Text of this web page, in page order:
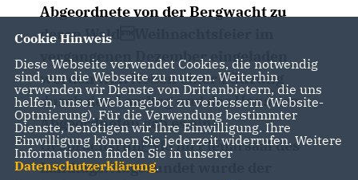
Abgeordnete von der Bergwacht zu
deren WaldWeihnachtsfeier im
vergangenen Dezember eingeladen
worden war. Neben einer Führung
durch den Landtag und das Haus der
Abgeordneten gab es eine
Gesprächsrunde im Plenarsaal des
Landtags. Abgerundet wurde der
Cookie Hinweis
Diese Webseite verwendet Cookies, die notwendig
sind, um die Webseite zu nutzen. Weiterhin
verwenden wir Dienste von Drittanbietern, die uns
helfen, unser Webangebot zu verbessern (Website-
Optmierung). Für die Verwendung bestimmter
Dienste, benötigen wir Ihre Einwilligung. Ihre
Einwilligung können Sie jederzeit widerrufen. Weitere
Informationen finden Sie in unserer
Datenschutzerklärung.